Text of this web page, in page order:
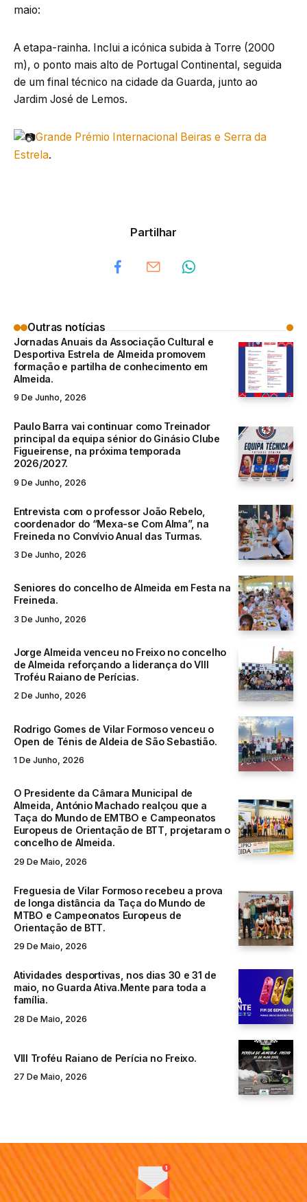
maio:
A etapa-rainha. Inclui a icónica subida à Torre (2000
m), o ponto mais alto de Portugal Continental, seguida
de um final técnico na cidade da Guarda, junto ao
Jardim José de Lemos.
Grande Prémio Internacional Beiras e Serra da
Estrela.
Partilhar
Outras notícias
Jornadas Anuais da Associação Cultural e
Desportiva Estrela de Almeida promovem
formação e partilha de conhecimento em
Almeida.
9 De Junho, 2026
Paulo Barra vai continuar como Treinador
principal da equipa sénior do Ginásio Clube
Figueirense, na próxima temporada
2026/2027.
9 De Junho, 2026
Entrevista com o professor João Rebelo,
coordenador do “Mexa-se Com Alma”, na
Freineda no Convívio Anual das Turmas.
3 De Junho, 2026
Seniores do concelho de Almeida em Festa na
Freineda.
3 De Junho, 2026
Jorge Almeida venceu no Freixo no concelho
de Almeida reforçando a liderança do VIII
Troféu Raiano de Perícias.
2 De Junho, 2026
Rodrigo Gomes de Vilar Formoso venceu o
Open de Ténis de Aldeia de São Sebastião.
1 De Junho, 2026
O Presidente da Câmara Municipal de
Almeida, António Machado realçou que a
Taça do Mundo de EMTBO e Campeonatos
Europeus de Orientação de BTT, projetaram o
concelho de Almeida.
29 De Maio, 2026
Freguesia de Vilar Formoso recebeu a prova
de longa distância da Taça do Mundo de
MTBO e Campeonatos Europeus de
Orientação de BTT.
29 De Maio, 2026
Atividades desportivas, nos dias 30 e 31 de
maio, no Guarda Ativa.Mente para toda a
família.
28 De Maio, 2026
VIII Troféu Raiano de Perícia no Freixo.
27 De Maio, 2026